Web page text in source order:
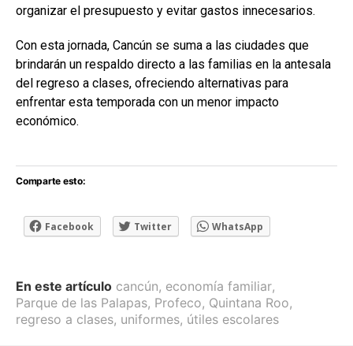
organizar el presupuesto y evitar gastos innecesarios.
Con esta jornada, Cancún se suma a las ciudades que
brindarán un respaldo directo a las familias en la antesala
del regreso a clases, ofreciendo alternativas para
enfrentar esta temporada con un menor impacto
económico.
Comparte esto:
Facebook Twitter WhatsApp
En este artículo cancún, economía familiar,
Parque de las Palapas, Profeco, Quintana Roo,
regreso a clases, uniformes, útiles escolares